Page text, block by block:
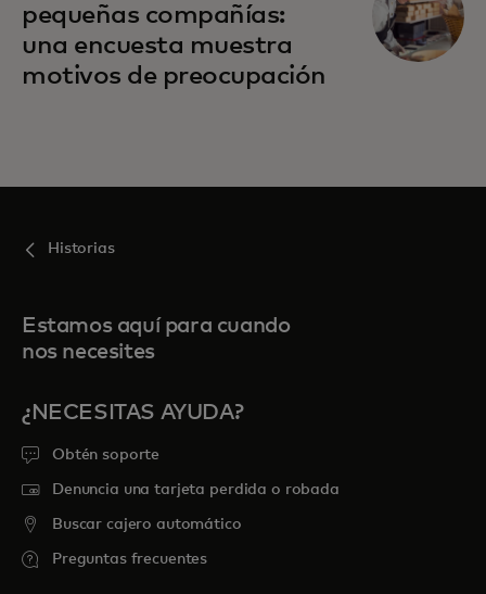
pequeñas compañías:
una encuesta muestra
motivos de preocupación
Historias
Estamos aquí para cuando
nos necesites
¿NECESITAS AYUDA?
Obtén soporte
Denuncia una tarjeta perdida o robada
Buscar cajero automático
Preguntas frecuentes